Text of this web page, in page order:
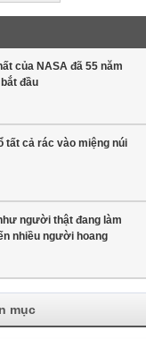
của NASA đã 55 năm
đầu
tất cả rác vào miệng núi
người thật đang làm
nhiều người hoang
mục